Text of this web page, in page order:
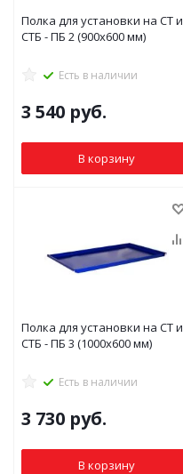
Полка для установки на СТ и
СТБ - ПБ 2 (900x600 мм)
Есть в наличии
3 540 руб.
В корзину
Полка для установки на СТ и
СТБ - ПБ 3 (1000x600 мм)
Есть в наличии
3 730 руб.
В корзину